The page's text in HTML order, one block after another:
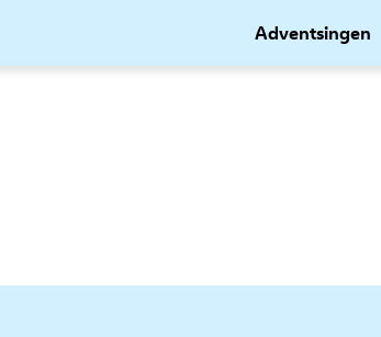
Adventsingen